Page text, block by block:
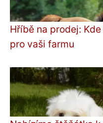
Hříbě na prodej:
pro vaši farmu